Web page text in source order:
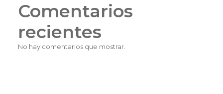
Comentarios
recientes
No hay comentarios que mostrar.